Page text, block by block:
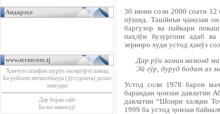
Андарзҳо
www.termcom.tj
Ҳамчун саҳифаи шурӯъ пазируфта шавад
Ба руйхати интихобшуда (дӯстдошта) дохил
намудан
Дар бораи сайт
Ба мо нависед!
30 июни соли 2000 соати 12
пӯшид. Ташйиъи ҷанозаи
баргузор ва пайкари
паҳлӯи бузургони адаб
зеринро худи устод ҳанӯз
Дар рӯи замин намонд
Эй гӯр, дуруд бодат аз
Устод соли 1978 барои
барандаи ҷоизаи давлатии
давлатии “Шоири халқии
1999 ба устод ҷоизаи